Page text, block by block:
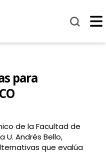
para
de la Facultad de
U. Andrés Bello,
que evalúa